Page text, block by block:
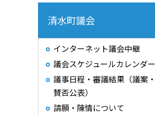
清水町議会
インターネット議会中継
議会スケジュールカレンダー
議事日程・審議結果（議案・
賛否公表）
請願・陳情について